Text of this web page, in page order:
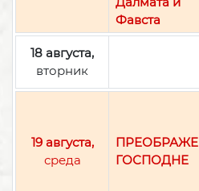
Фавста
18 августа,
вторник
19 августа,
среда
ГОСПОДНЕ